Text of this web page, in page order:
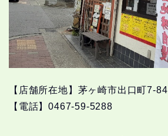
【店舗所在地】茅ヶ崎市出口町7-84
【電話】0467-59-5288